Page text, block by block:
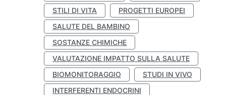
STILI DI VITA
PROGETTI EUROPEI
SALUTE DEL BAMBINO
SOSTANZE CHIMICHE
VALUTAZIONE IMPATTO SULLA SALUTE
BIOMONITORAGGIO
STUDI IN VIVO
INTERFERENTI ENDOCRINI